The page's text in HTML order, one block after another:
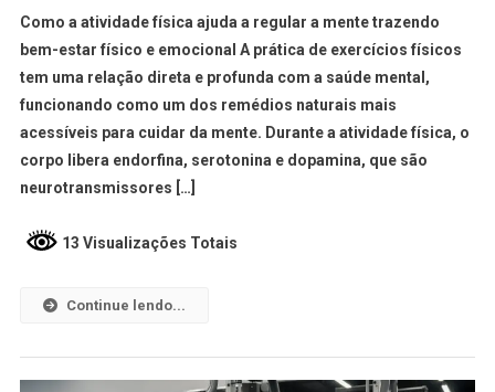
Como a atividade física ajuda a regular a mente trazendo
bem-estar físico e emocional A prática de exercícios físicos
tem uma relação direta e profunda com a saúde mental,
funcionando como um dos remédios naturais mais
acessíveis para cuidar da mente. Durante a atividade física, o
corpo libera endorfina, serotonina e dopamina, que são
neurotransmissores […]
13 Visualizações Totais
Continue lendo...